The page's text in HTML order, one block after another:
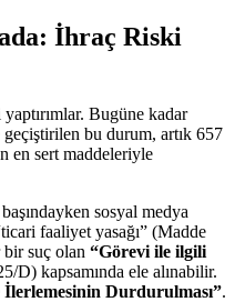
İhraç Riski
yaptırımlar. Bugüne kadar
geçiştirilen bu durum, artık 657
en sert maddeleriyle
sosyal medya
faaliyet yasağı” (Madde
bir suç olan “Görevi ile ilgili
D) kapsamında ele alınabilir.
İlerlemesinin Durdurulması”.